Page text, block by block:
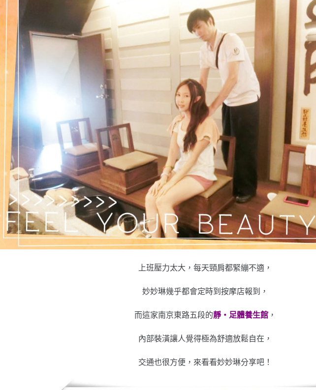
上班壓力太大，每天頸肩都緊繃不適，
妙妙琳幾乎都會定時到按摩店報到，
而這家南京東路五段的靜‧足體養生館 ，
內部裝潢讓人覺得極為舒適放鬆自在，
交通也很方便，來看看妙妙琳分享吧！